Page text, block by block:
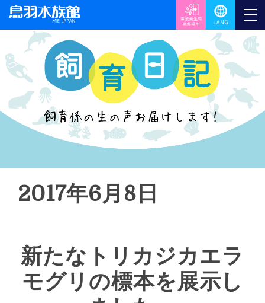
2017年6月8日
新たなトリカジカエラ
モグリの標本を展示し